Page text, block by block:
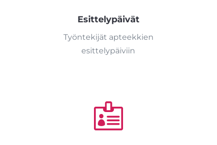
Esittelypäivät
Työntekijät apteekkien
esittelypäiviin
